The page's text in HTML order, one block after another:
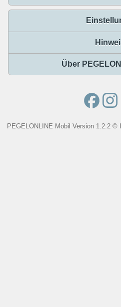
Über
PEGELONLINE Mobil Version 1.2.2 ©